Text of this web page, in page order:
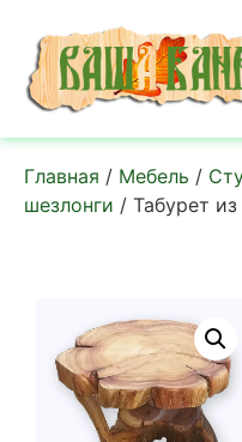
Главная / Мебель /
шезлонги / Табурет